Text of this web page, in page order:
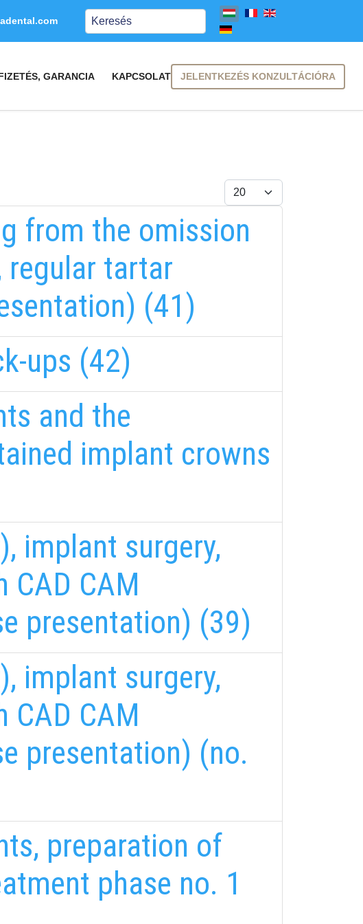
Keresés
JELENTKEZÉS KONZULTÁCIÓRA
GARANCIA KAPCSOLAT
Tételek #
from the omission
regular tartar
(41)
ups (42)
and the
implant crowns
implant surgery,
CAM
presentation) (39)
implant surgery,
CAM
presentation) (no.
preparation of
phase no. 1
FELIRATKOZÁS